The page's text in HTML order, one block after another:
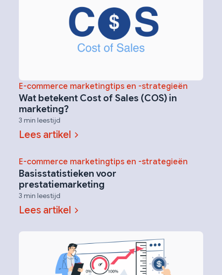
E-commerce marketingtips en -strategieën
Wat betekent Cost of Sales (COS) in
marketing?
3 min leestijd
Lees artikel
E-commerce marketingtips en -strategieën
Basisstatistieken voor
prestatiemarketing
3 min leestijd
Lees artikel